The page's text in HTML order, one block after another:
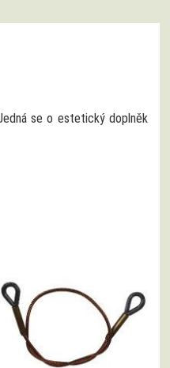
se o estetický doplněk